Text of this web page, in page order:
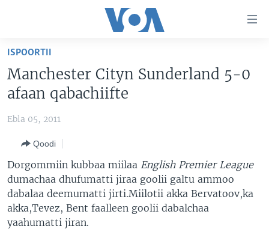
seenan
gabaasaatti
darbi
fuula
ijootti
Gara
barbaadduutti
cehi
ITOOPHIYAA|EERTIRAA
ADDUNYAA
VIIDIYOO
VOA60 AFRIKAA
VOA60 AMEERIKAA
VOA60 ADDUNYAA
Learning English
NU HORDOFAA
ISPOORTII
Manchester Cityn Sunderland 5-0
afaan qabachiifte
Ebla 05, 2011
Qoodi
Dorgommiin kubbaa miilaa English Premier League
dumachaa dhufumatti jiraa goolii galtu ammoo
dabalaa deemumatti jirti.Miilotii akka Bervatoov,ka
akka,Tevez, Bent faalleen goolii dabalchaa
yaahumatti jiran.